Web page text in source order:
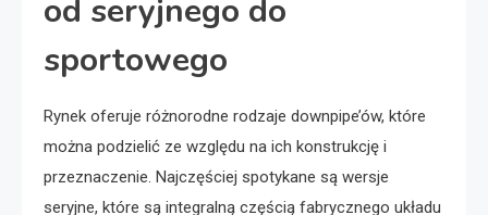
od seryjnego do
sportowego
Rynek oferuje różnorodne rodzaje downpipe’ów, które
można podzielić ze względu na ich konstrukcję i
przeznaczenie. Najczęściej spotykane są wersje
seryjne, które są integralną częścią fabrycznego układu